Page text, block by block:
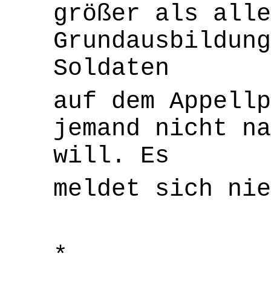
größer als
Soldaten
auf dem
jemand nicht
will. Es
meldet sich
*